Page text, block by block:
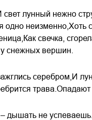
лунный нежно
неизменно,Хоть
свечка,
снежных вершин.
серебром,И
дышать не